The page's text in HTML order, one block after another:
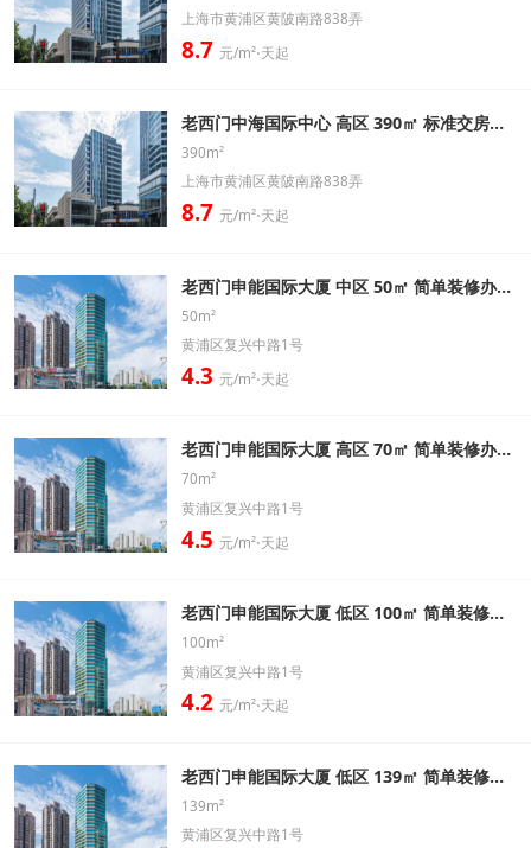
上海市黄浦区黄陂南路838弄
8.7 元/m²⋅天起
老西门中海国际中心 高区 390㎡ 标准交房办公室出租信息
390m²
上海市黄浦区黄陂南路838弄
8.7 元/m²⋅天起
老西门申能国际大厦 中区 50㎡ 简单装修办公室出租信息
50m²
黄浦区复兴中路1号
4.3 元/m²⋅天起
老西门申能国际大厦 高区 70㎡ 简单装修办公室出租信息
70m²
黄浦区复兴中路1号
4.5 元/m²⋅天起
老西门申能国际大厦 低区 100㎡ 简单装修办公室出租信息
100m²
黄浦区复兴中路1号
4.2 元/m²⋅天起
老西门申能国际大厦 低区 139㎡ 简单装修办公室出租信息
139m²
黄浦区复兴中路1号